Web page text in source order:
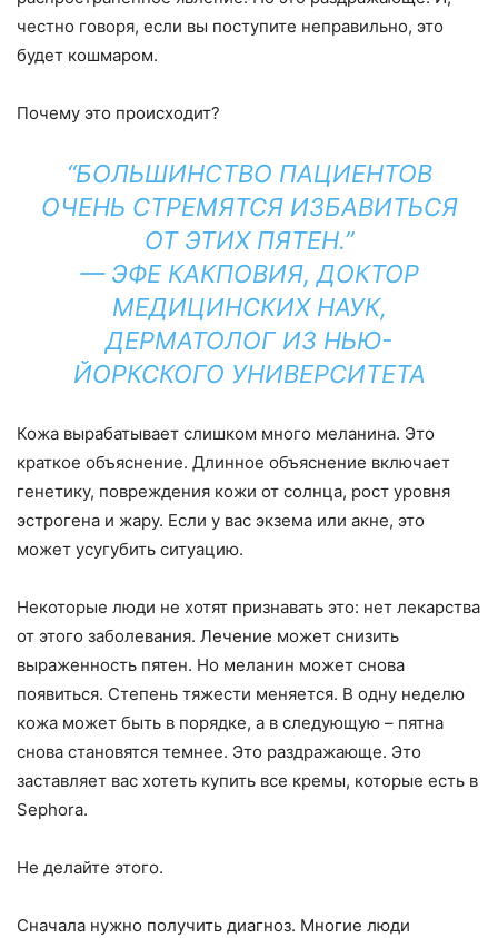
честно говоря, если вы поступите неправильно, это
будет кошмаром.
Почему это происходит?
“БОЛЬШИНСТВО ПАЦИЕНТОВ
ОЧЕНЬ СТРЕМЯТСЯ ИЗБАВИТЬСЯ
ОТ ЭТИХ ПЯТЕН.”
— ЭФЕ КАКПОВИЯ, ДОКТОР
МЕДИЦИНСКИХ НАУК,
ДЕРМАТОЛОГ ИЗ НЬЮ-
ЙОРКСКОГО УНИВЕРСИТЕТА
Кожа вырабатывает слишком много меланина. Это
краткое объяснение. Длинное объяснение включает
генетику, повреждения кожи от солнца, рост уровня
эстрогена и жару. Если у вас экзема или акне, это
может усугубить ситуацию.
Некоторые люди не хотят признавать это: нет лекарства
от этого заболевания. Лечение может снизить
выраженность пятен. Но меланин может снова
появиться. Степень тяжести меняется. В одну неделю
кожа может быть в порядке, а в следующую – пятна
снова становятся темнее. Это раздражающе. Это
заставляет вас хотеть купить все кремы, которые есть в
Sephora.
Не делайте этого.
Сначала нужно получить диагноз. Многие люди